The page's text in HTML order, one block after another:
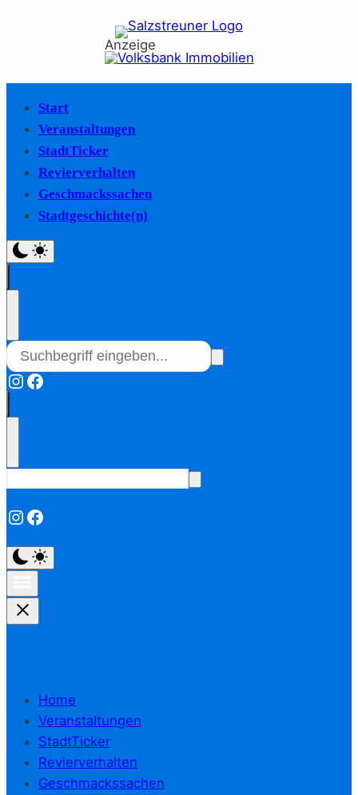
Anzeige
Start
Veranstaltungen
StadtTicker
Revierverhalten
Geschmackssachen
Stadtgeschichte(n)
Instagram
Facebook
Instagram
Facebook
Home
Veranstaltungen
StadtTicker
Revierverhalten
Geschmackssachen